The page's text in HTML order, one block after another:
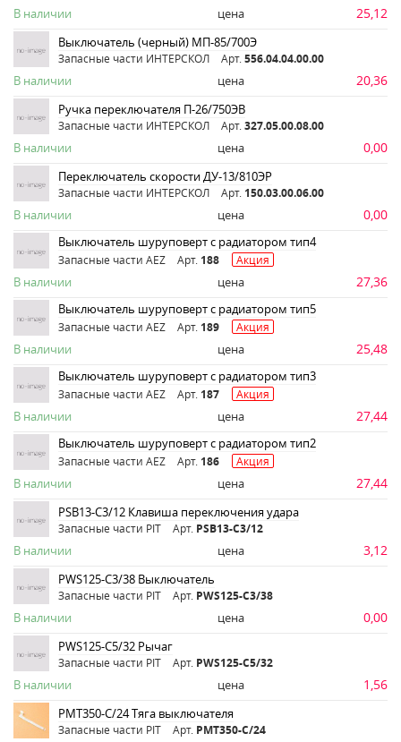
В наличии цена 25,12
Выключатель (черный) МП-85/700Э
Запасные части ИНТЕРСКОЛ Арт. 556.04.04.00.00
В наличии цена 20,36
Ручка переключателя П-26/750ЭВ
Запасные части ИНТЕРСКОЛ Арт. 327.05.00.08.00
В наличии цена 0,00
Переключатель скорости ДУ-13/810ЭР
Запасные части ИНТЕРСКОЛ Арт. 150.03.00.06.00
В наличии цена 0,00
Выключатель шуруповерт с радиатором тип4
Запасные части AEZ Арт. 188 Акция
В наличии цена 27,36
Выключатель шуруповерт с радиатором тип5
Запасные части AEZ Арт. 189 Акция
В наличии цена 25,48
Выключатель шуруповерт с радиатором тип3
Запасные части AEZ Арт. 187 Акция
В наличии цена 27,44
Выключатель шуруповерт с радиатором тип2
Запасные части AEZ Арт. 186 Акция
В наличии цена 27,44
PSB13-C3/12 Клавиша переключения удара
Запасные части PIT Арт. PSB13-C3/12
В наличии цена 3,12
PWS125-С3/38 Выключатель
Запасные части PIT Арт. PWS125-С3/38
В наличии цена 0,00
PWS125-C5/32 Рычаг
Запасные части PIT Арт. PWS125-C5/32
В наличии цена 1,56
PMT350-C/24 Тяга выключателя
Запасные части PIT Арт. PMT350-C/24